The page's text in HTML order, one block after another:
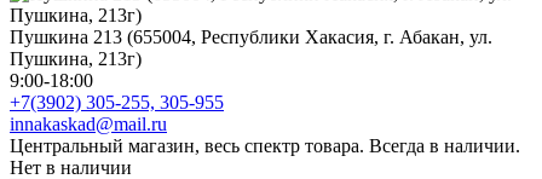
Пушкина 213 (655004, Республики Хакасия, г. Абакан, ул.
Пушкина, 213г)
9:00-18:00
+7(3902) 305-255, 305-955
innakaskad@mail.ru
Центральный магазин, весь спектр товара. Всегда в наличии.
Нет в наличии